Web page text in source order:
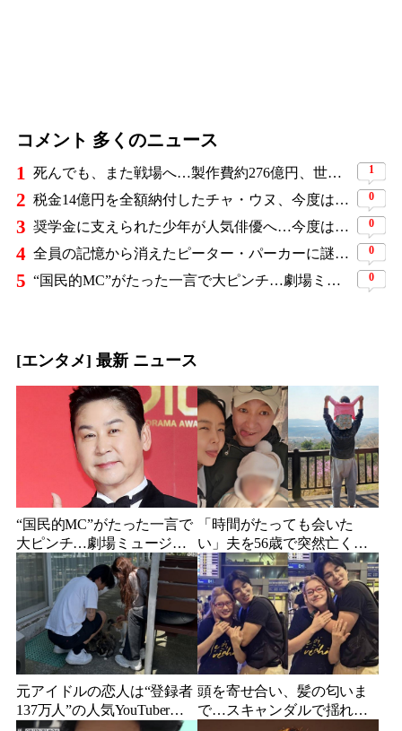
コメント 多くのニュース
1 死んでも、また戦場へ…製作費約276億円、世界興収584億円のSF大作『オール・ユー・ニード・イズ・キル』がついに配信 1
2 税金14億円を全額納付したチャ・ウヌ、今度は軍服姿で登場…鍛え上げた上半身に驚きの声 0
3 奨学金に支えられた少年が人気俳優へ…今度は子どもたちに総額5,000万円を寄付 0
4 全員の記憶から消えたピーター・パーカーに謎の敵と制御不能の新能力…『スパイダーマン：ブランド・ニュー・デイ』に期待爆発 0
5 “国民的MC”がたった一言で大ピンチ…劇場ミュージカルを巡る発言に批判続出、ついに長文で謝罪 0
[エンタメ] 最新 ニュース
“国民的MC”がたった一言で
大ピンチ…劇場ミュージカ
ルを巡る発言に批判続出、
ついに長文で謝罪
「時間がたっても会いた
い」夫を56歳で突然亡くし
た妻…笑顔が父親に似てき
た娘と歩む“その後”
元アイドルの恋人は“登録者
137万人”の人気YouTuberだ
頭を寄せ合い、髪の匂いま
で…スキャンダルで揺れた